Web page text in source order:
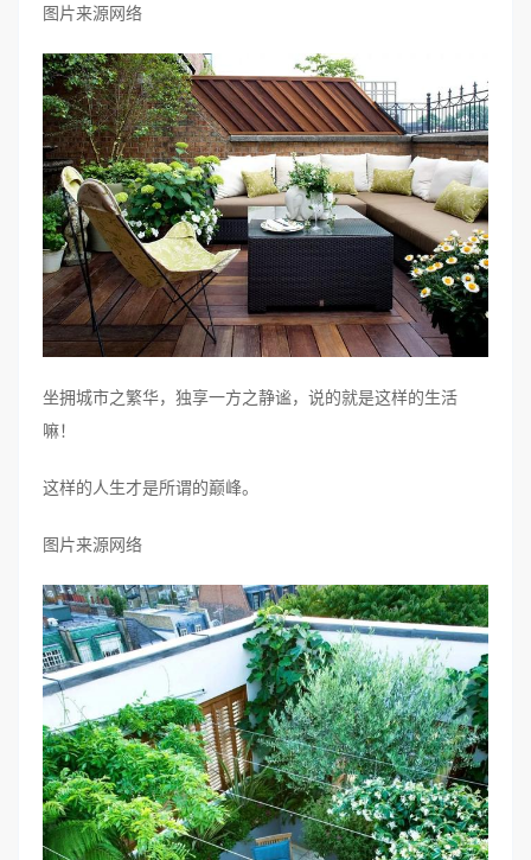
图片来源网络
坐拥城市之繁华，独享一方之静谧，说的就是这样的生活
嘛！
这样的人生才是所谓的巅峰。
图片来源网络